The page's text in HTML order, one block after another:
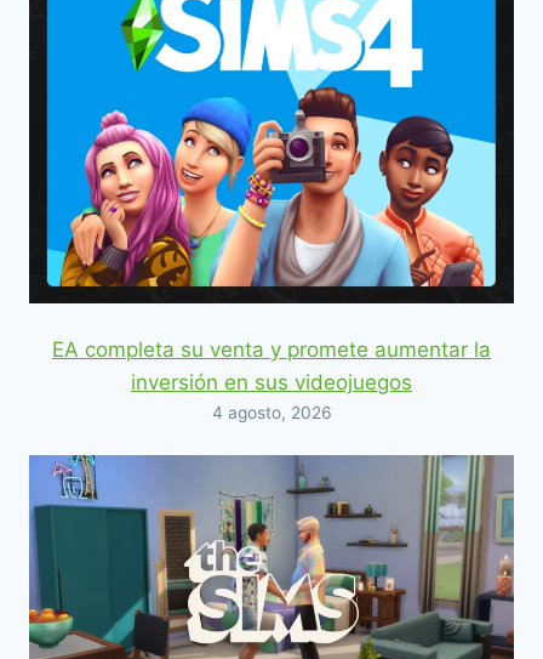
EA completa su venta y promete aumentar la
inversión en sus videojuegos
4 agosto, 2026